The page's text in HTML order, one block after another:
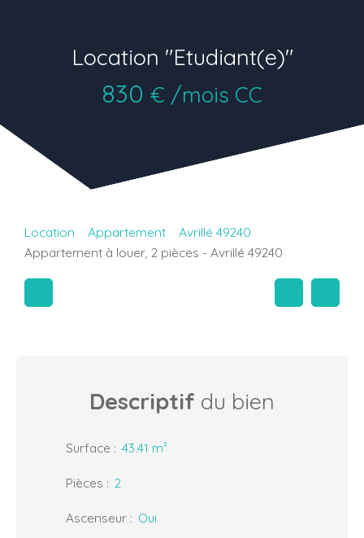
Location "Etudiant(e)"
830 € /mois CC
Location Appartement
Avrillé 49240
Appartement à louer, 2 pièces - Avrillé 49240
Descriptif du bien
Surface : 43.41 m²
Pièces : 2
Ascenseur : Oui